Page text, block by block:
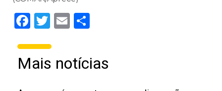
Facebook
Twitter
Email
Mais notícias